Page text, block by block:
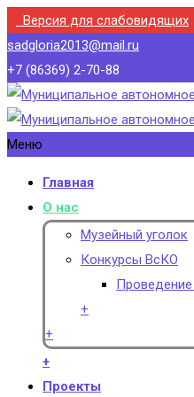
Версия для слабовидящих
sadgloria2013@mail.ru
+7 (86369) 2-70-88
Меню
Главная
О нас
Музейный уголок
Конкурсы ВсКО
Проведение
+
+
+
Проекты